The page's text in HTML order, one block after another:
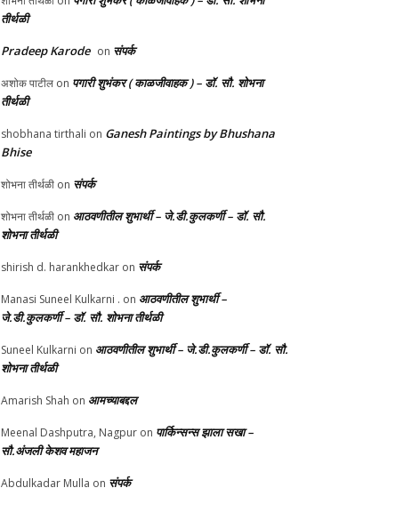
तीर्थळी
Pradeep Karode on संपर्क
अशोक पाटील on पगारी शुभंकर ( काळजीवाहक ) – डॉ. सौ. शोभना
तीर्थळी
shobhana tirthali on Ganesh Paintings by Bhushana
Bhise
शोभना तीर्थळी on संपर्क
शोभना तीर्थळी on आठवणीतील शुभार्थी – जे.डी.कुलकर्णी – डॉ. सौ.
शोभना तीर्थळी
shirish d. harankhedkar on संपर्क
Manasi Suneel Kulkarni . on आठवणीतील शुभार्थी –
जे.डी.कुलकर्णी – डॉ. सौ. शोभना तीर्थळी
Suneel Kulkarni on आठवणीतील शुभार्थी – जे.डी.कुलकर्णी – डॉ. सौ.
शोभना तीर्थळी
Amarish Shah on आमच्याबद्दल
Meenal Dashputra, Nagpur on पार्किन्सन्स झाला सखा –
सौ.अंजली केशव महाजन
Abdulkadar Mulla on संपर्क